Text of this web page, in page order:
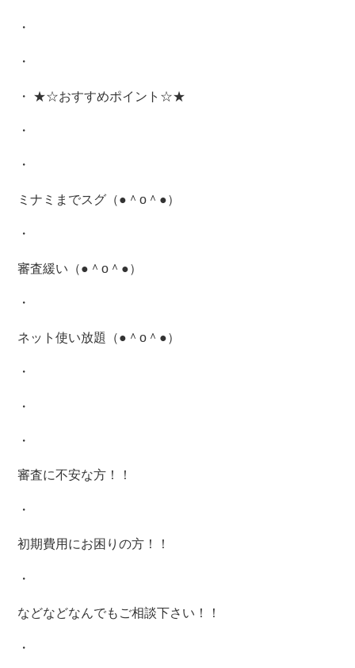
・
・
・ ★☆おすすめポイント☆★
・
・
ミナミまでスグ（●＾o＾●）
・
審査緩い（●＾o＾●）
・
ネット使い放題（●＾o＾●）
・
・
・
審査に不安な方！！
・
初期費用にお困りの方！！
・
などなどなんでもご相談下さい！！
・